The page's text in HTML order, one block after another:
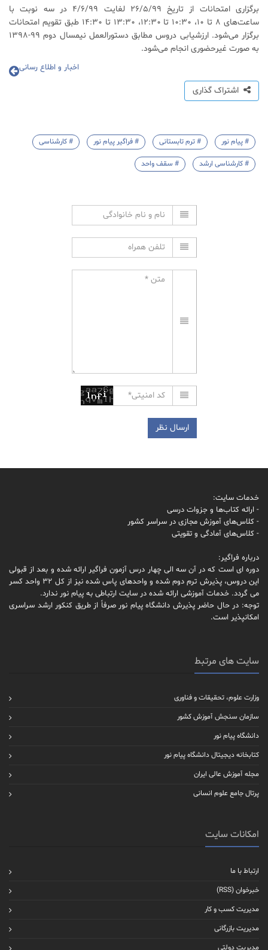
برگزاری امتحانات از تاریخ 26/5/99 لغایت 4/6/99 در سه نوبت با
ساعت‌های 8 تا 10، 10:30 تا 12:30، 13:30 تا 14:30 طبق تقویم امتحانات
برگزار می‌شود. ارزشیابی دروس مطابق دستورالعمل نیمسال دوم 99-1398
به صورت غیرحضوری انجام می‌شود.
اخبار و اطلاع رسانی
اشتراک گذاری
# پیام نور # ترم تابستانی # فراگیر پیام نور # کارشناسی
# کارشناسی ارشد # سقف واحد
خدمات سایت:
- ارائه کتاب‌ها و جزوات درسی
- کلاس‌های آموزش مجازی در سراسر کشور
- کلاس‌های آمادگی و تقویتی
درباره فراگیر:
دوره ای است که در آن سه الی چهار درس آزمون فراگیر ارائه شده و بعد از قبولی
این دروس، پذیرش ترم دوم شده و واحدهای پاس شده نیز از کل 32 واحد کسر
می گردد. خدمات آموزشی ارائه شده در سایت ارتباطی به پیام نور ندارد.
توجه: در حال حاضر پذیرش دانشگاه پیام نور صرفاً از طریق کنکور ارشد سراسری
امکانپذیر است.
سایت های مرتبط
وزارت علوم، تحقیقات و فناوری
سازمان سنجش آموزش کشور
دانشگاه پیام نور
کتابخانه دیجیتال دانشگاه پیام نور
مجله آموزش عالی ایران
پرتال جامع علوم انسانی
امکانات سایت
ارتباط با ما
خبرخوان (RSS)
مدیریت کسب و کار
مدیریت بازرگانی
مدیریت دولتی